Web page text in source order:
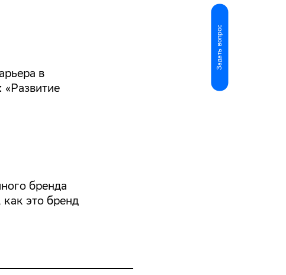
в
бренда
это бренд
Задать вопрос